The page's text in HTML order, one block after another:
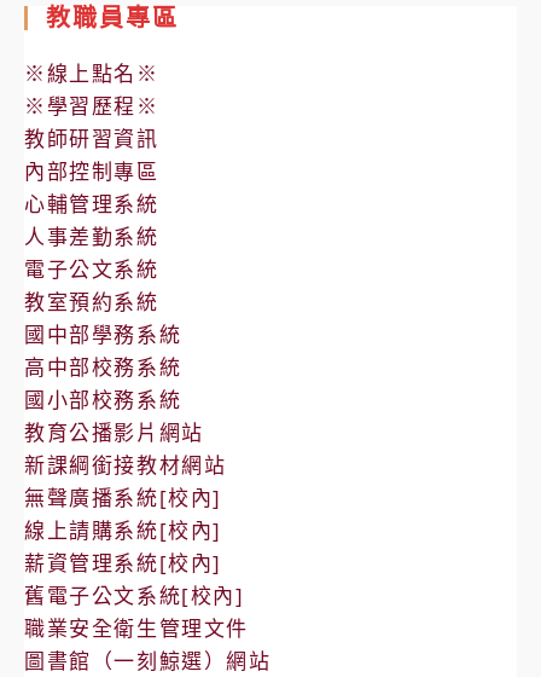
教職員專區
※線上點名※
※學習歷程※
教師研習資訊
內部控制專區
心輔管理系統
人事差勤系統
電子公文系統
教室預約系統
國中部學務系統
高中部校務系統
國小部校務系統
教育公播影片網站
新課綱銜接教材網站
無聲廣播系統[校內]
線上請購系統[校內]
薪資管理系統[校內]
舊電子公文系統[校內]
職業安全衛生管理文件
圖書館（一刻鯨選）網站